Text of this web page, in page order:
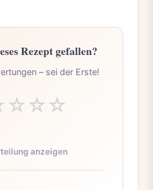
Rezept gefallen?
– sei der Erste!
☆☆☆
anzeigen